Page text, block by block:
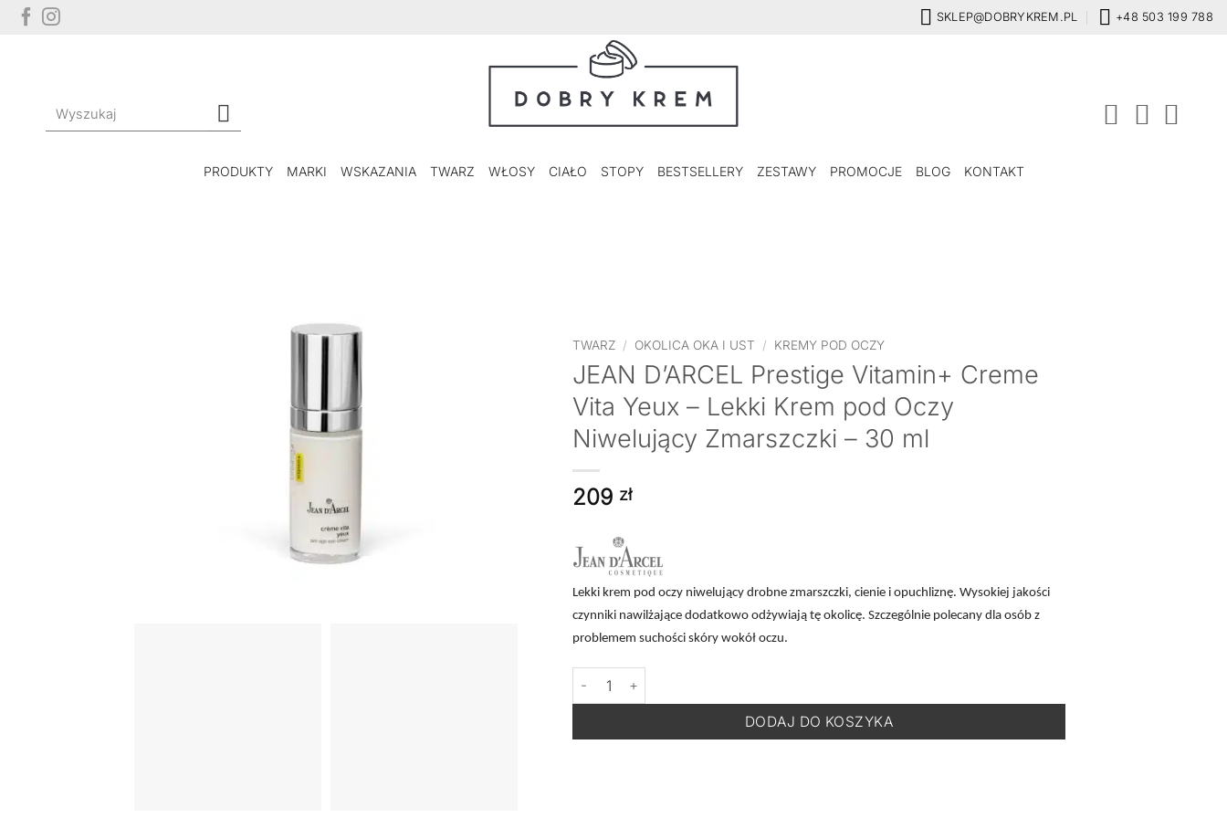
Przewiń
SKLEP@DOBRYKREM.PL +48 503 199 788
Szukaj:
PRODUKTY MARKI WSKAZANIA TWARZ WŁOSY CIAŁO STOPY BESTSELLERY ZESTAWY PROMOCJE BLOG KONTAKT
TWARZ / OKOLICA OKA I UST / KREMY POD OCZY
JEAN D’ARCEL Prestige Vitamin+ Creme
Vita Yeux – Lekki Krem pod Oczy
Niwelujący Zmarszczki – 30 ml
209 zł
Lekki krem pod oczy niwelujący drobne zmarszczki, cienie i opuchliznę. Wysokiej jakości
czynniki nawilżające dodatkowo odżywiają tę okolicę. Szczególnie polecany dla osób z
problemem suchości skóry wokół oczu.
ilość JEAN D'ARCEL Prestige Vitamin+ Creme Vita Yeux - Lekki Krem pod Oczy Niwelujący Zmarszczki -
DODAJ DO KOSZYKA